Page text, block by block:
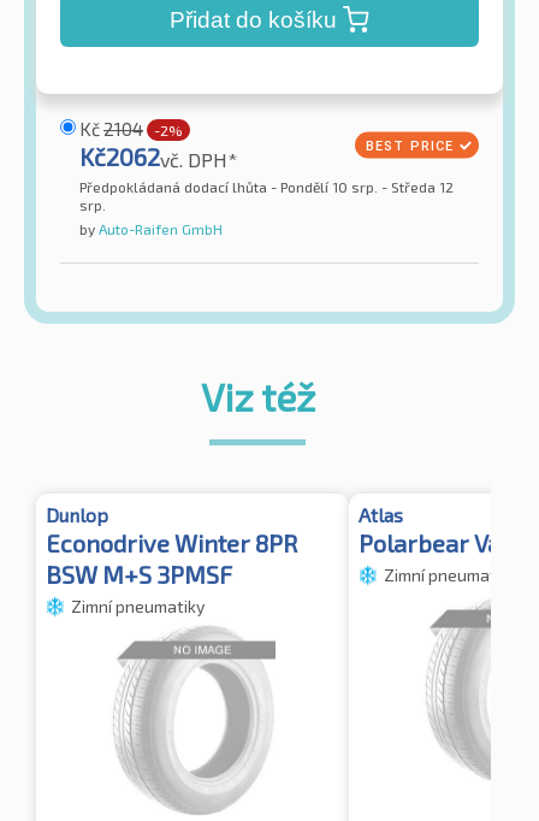
Přidat do košíku
Kč2104 -2%
Kč2062vč. DPH*
Předpokládaná dodací lhůta - Pondělí 10 srp. - Středa 12
srp.
by Auto-Raifen GmbH
Viz též
Dunlop
Econodrive Winter 8PR
BSW M+S 3PMSF
Zimní pneumatiky
Atlas
Polarbear Van 2
Zimní pneumatiky